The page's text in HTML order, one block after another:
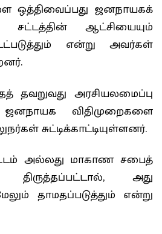
ஒத்திவைப்பது ஜனநாயகக்
ஆட்சியையும்
என்று அவர்கள்
தவறுவது அரசியலமைப்பு
விதிமுறைகளை
சுட்டிக்காட்டியுள்ளனர்.
அல்லது மாகாண சபைத்
அது
தாமதப்படுத்தும் என்று